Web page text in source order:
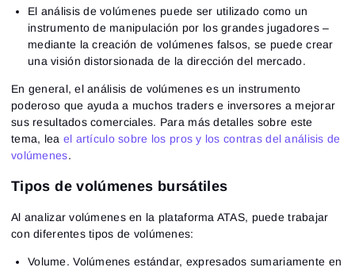
El análisis de volúmenes puede ser utilizado como un
instrumento de manipulación por los grandes jugadores –
mediante la creación de volúmenes falsos, se puede crear
una visión distorsionada de la dirección del mercado.
En general, el análisis de volúmenes es un instrumento
poderoso que ayuda a muchos traders e inversores a mejorar
sus resultados comerciales. Para más detalles sobre este
tema, lea el artículo sobre los pros y los contras del análisis de
volúmenes.
Tipos de volúmenes bursátiles
Al analizar volúmenes en la plataforma ATAS, puede trabajar
con diferentes tipos de volúmenes:
Volume. Volúmenes estándar, expresados sumariamente en